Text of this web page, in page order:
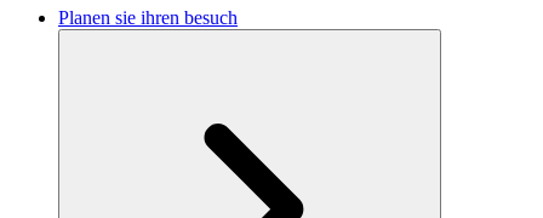
Planen sie ihren besuch